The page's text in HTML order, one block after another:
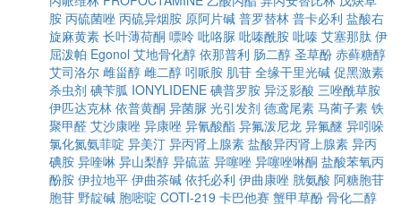
胺 丙硫菌唑 丙硫异烟胺 原阿片碱 普罗替林 普卡必利 盐酸右
旋麻黄素 长叶薄荷酮 嘌呤 吡咯脲 吡嗪酰胺 吡嗪 艾塞那肽 伊
屈泼帕 Egonol 艾地骨化醇 依那普利 肠二醇 圣草酚 赤藓糖醇
艾司洛尔 雌甾醇 雌二醇 吲哌胺 肌苷 全缘干里光碱 促黑激素
杀虫剂 碘苄胍 IONYLIDENE 碘普罗胺 异泛影酸 三唑酰草胺
伊匹达克林 依普黄酮 异菌脲 光引发剂 德鸢尾素 马蔺子素 铁
聚甲醛 艾沙康唑 异康唑 异氰酸酯 异氟泼尼龙 异氟醚 异吲哚
氯化氮氨菲啶 异美汀 异丙肾上腺素 盐酸异丙肾上腺素 异丙
碘胺 异喹啉 异山梨醇 异硫蓝 异噻唑 异噻唑啉酮 盐酸苯氧丙
酚胺 伊拉地平 伊曲茶碱 依托必利 伊曲康唑 胱氨酸 阿糖胞苷
胞苷 野靛碱 胞嘧啶 COTI-219 卡巴他赛 蟹甲草酚 骨化二醇